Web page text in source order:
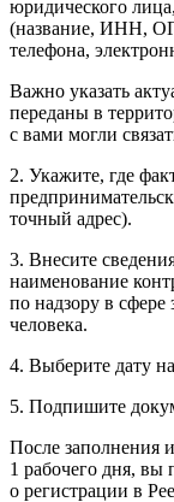
юридического
(название, ИНН,
телефона,
Важно указать
переданы в
с вами могли
2. Укажите, где
точный адрес).
3. Внесите
наименование
по надзору в
человека.
4. Выберите дату
5. Подпишите
После заполнения
1 рабочего дня, вы
о регистрации в